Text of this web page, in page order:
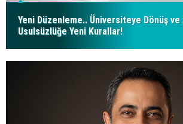
Yeni Düzenleme.. Üniversiteye Dönüş
Usulsüzlüğe Yeni Kurallar!